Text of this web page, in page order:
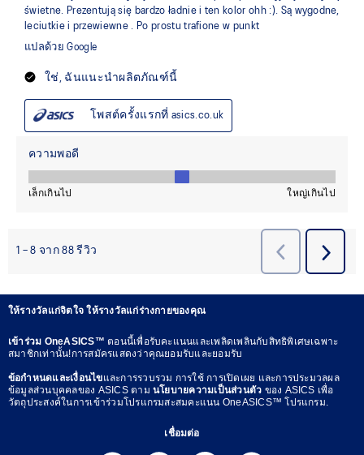
ให้รางวัลแก่จิตใจ ให้รางวัลแก่ร่างกายของคุณ
เข้าร่วม OneASICS™ตอนนี้เพื่อรับคะแนนและเพลิดเพลินกับสิทธิพิเศษเฉพาะ
สมาชิกเท่านั้น!การสมัครแสดงว่าคุณยอมรับและยอมรับ
ข้อกำหนดและเงื่อนไขและการรวบรวม การใช้ การเปิดเผย และการประมวลผล
ข้อมูลส่วนบุคคลของ ASICS ตาม นโยบายความเป็นส่วนตัว ของ ASICS เพื่อ
วัตถุประสงค์ในการเข้าร่วมโปรแกรมสะสมคะแนน OneASICS™ โปรแกรม.
เชื่อมต่อ